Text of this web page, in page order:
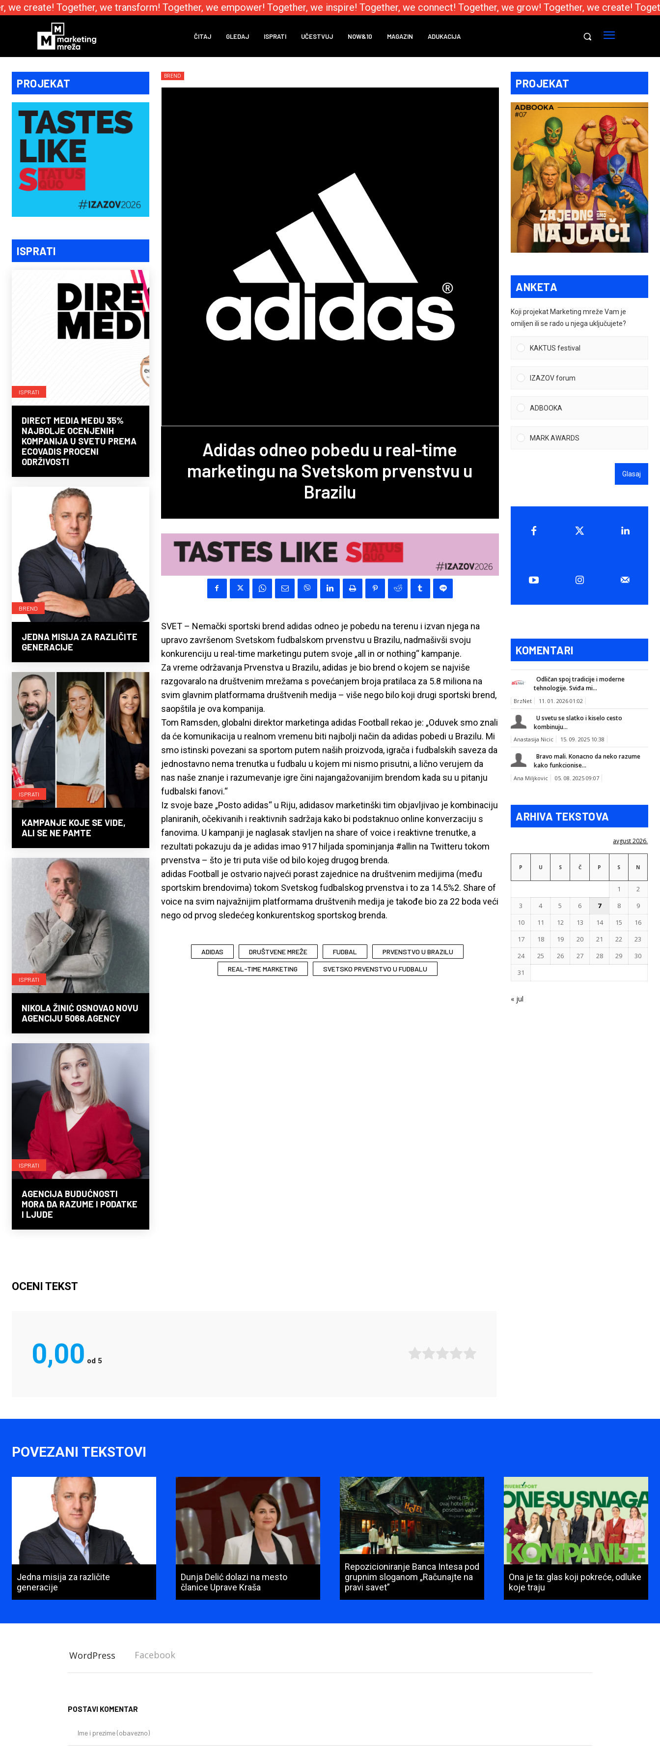
create! Together, we transform! Together, we empower! Together, we inspire! Together, we connect! Together, we grow! Together, we create!
ČITAJ GLEDAJ ISPRATI UČESTVUJ NOW&10 MAGAZIN ADUKACIJA
PROJEKAT
ISPRATI
ISPRATI
DIRECT MEDIA MEĐU 35%
NAJBOLJE OCENJENIH
KOMPANIJA U SVETU PREMA
ECOVADIS PROCENI
ODRŽIVOSTI
BREND
JEDNA MISIJA ZA RAZLIČITE
GENERACIJE
ISPRATI
KAMPANJE KOJE SE VIDE,
ALI SE NE PAMTE
ISPRATI
NIKOLA ŽINIĆ OSNOVAO NOVU
AGENCIJU 5068.AGENCY
ISPRATI
AGENCIJA BUDUĆNOSTI
MORA DA RAZUME I PODATKE
I LJUDE
BREND
Ad​idas odneo pobedu u real-time
marketingu na Svetskom prvenstvu u
Brazilu
SVET – Nemački sportski brend adidas odneo je pobedu na terenu i izvan njega na
upravo završenom Svetskom fudbalskom prvenstvu u Brazilu, nadmašivši svoju
konkurenciju u real-time marketingu putem svoje „all in or nothing“ kampanje.
Za vreme održavanja Prvenstva u Brazilu, adidas je bio brend o kojem se najviše
razgovaralo na društvenim mrežama s povećanjem broja pratilaca za 5.8 miliona na
svim glavnim platformama društvenih medija – više nego bilo koji drugi sportski brend,
saopštila je ova kompanija.
Tom Ramsden, globalni direktor marketinga adidas Football rekao je: „Oduvek smo znali
da će komunikacija u realnom vremenu biti najbolji način da adidas pobedi u Brazilu. Mi
smo istinski povezani sa sportom putem naših proizvoda, igrača i fudbalskih saveza da
jednostavno nema trenutka u fudbalu u kojem mi nismo prisutni, a lično verujem da
nas naše znanje i razumevanje igre čini najangažovanijim brendom kada su u pitanju
fudbalski fanovi.“
Iz svoje baze „Posto adidas“ u Riju, adidasov marketinški tim objavljivao je kombinaciju
planiranih, očekivanih i reaktivnih sadržaja kako bi podstaknuo online konverzaciju s
fanovima. U kampanji je naglasak stavljen na share of voice i reaktivne trenutke, a
rezultati pokazuju da je adidas imao 917 hiljada spominjanja #allin na Twitteru tokom
prvenstva – što je tri puta više od bilo kojeg drugog brenda.
adidas Football je ostvario najveći porast zajednice na društvenim medijima (među
sportskim brendovima) tokom Svetskog fudbalskog prvenstva i to za 14.5%2. Share of
voice na svim najvažnijim platformama društvenih medija je takođe bio za 22 boda veći
nego od prvog sledećeg konkurentskog sportskog brenda.
ADIDAS DRUŠTVENE MREŽE FUDBAL PRVENSTVO U BRAZILU
REAL-TIME MARKETING SVETSKO PRVENSTVO U FUDBALU
PROJEKAT
ANKETA
Koji projekat Marketing mreže Vam je
omiljen ili se rado u njega uključujete?
KAKTUS festival
IZAZOV forum
ADBOOKA
MARK AWARDS
Glasaj
KOMENTARI
Odličan spoj tradicije i moderne
tehnologije. Sviđa mi...
BrzNet 11. 01. 2026 01:02
U svetu se slatko i kiselo cesto
kombinuju...
Anastasija Nicic 15. 09. 2025 10:38
Bravo mali. Konacno da neko razume
kako funkcionise...
Ana Miljkovic 05. 08. 2025 09:07
ARHIVA TEKSTOVA
avgust 2026.
P U S Č P S N
1
2
3
4 5 6 7 8
9
10
11 12 13 14 15
16
17
18 19 20 21 22
23
24
25 26 27 28 29
30
31
« jul
OCENI TEKST
0,00 od 5
POVEZANI TEKSTOVI
Jedna misija za različite
generacije
Dunja Delić dolazi na mesto
članice Uprave Kraša
Repozicioniranje Banca Intesa pod
grupnim sloganom „Računajte na
pravi savet”
Ona je ta: glas koji pokreće, odluke
koje traju
WordPress Facebook
POSTAVI KOMENTAR
prezime